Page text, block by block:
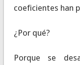
coeficientes han
¿Por qué?
Porque se